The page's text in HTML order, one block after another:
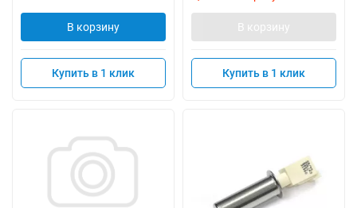
В корзину
Купить в 1 клик
В корзину
Купить в 1 клик